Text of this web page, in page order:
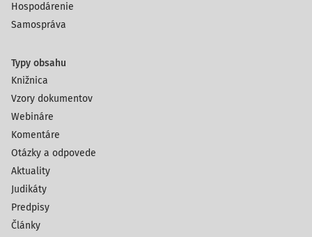
Hospodárenie
Samospráva
Typy obsahu
Knižnica
Vzory dokumentov
Webináre
Komentáre
Otázky a odpovede
Aktuality
Judikáty
Predpisy
Články